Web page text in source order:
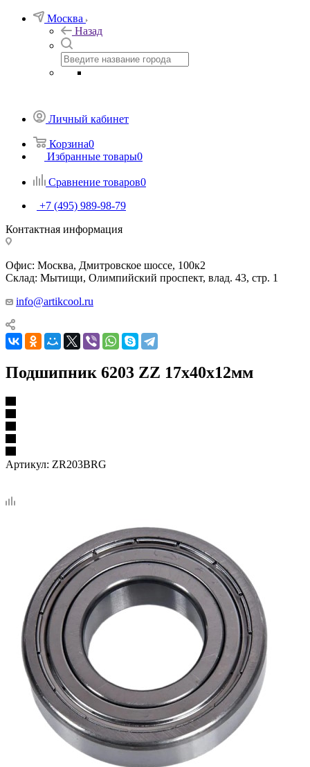
Москва
Назад
Личный кабинет
Корзина0
Избранные товары0
Сравнение товаров0
+7 (495) 989-98-79
Контактная информация
Офис: Москва, Дмитровское шоссе, 100к2
Склад: Мытищи, Олимпийский проспект, влад. 43, стр. 1
info@artikcool.ru
Подшипник 6203 ZZ 17x40x12мм
Артикул: ZR203BRG